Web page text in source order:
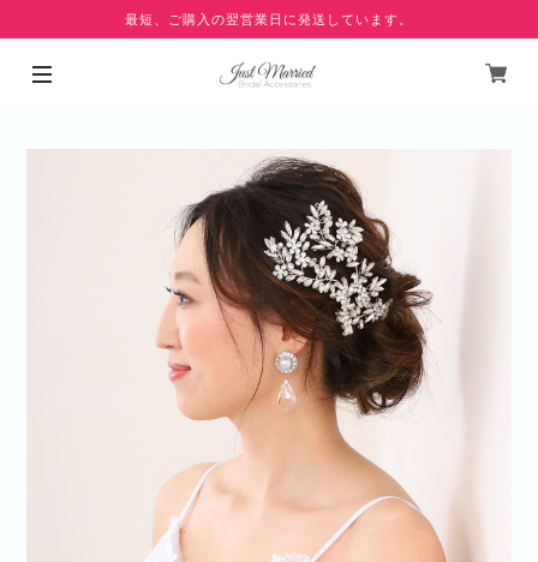
最短、ご購入の翌営業日に発送しています。